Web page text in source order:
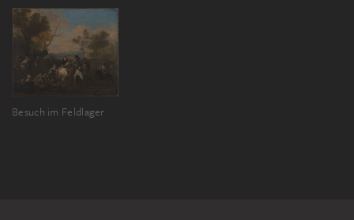
Besuch im Feldlager